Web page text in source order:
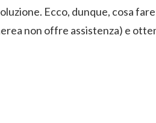
Ecco, dunque, cosa
non offre assistenza) e